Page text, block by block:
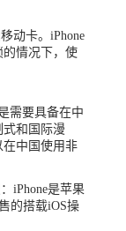
动卡。iPhone
情况下，使
需要具备在中
式和国际漫
中国使用非
iPhone是苹果
的搭载iOS操